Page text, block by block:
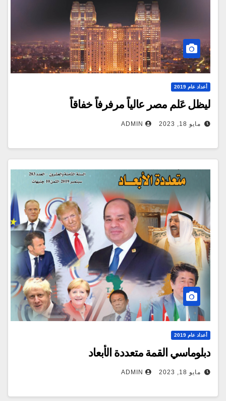
أعداد عام 2019
ليظل عَلم مصر عالياً مرفرفاً خفاقاً
مايو 18, 2023 ADMIN
أعداد عام 2019
دبلوماسي القمة متعددة الأبعاد
مايو 18, 2023 ADMIN